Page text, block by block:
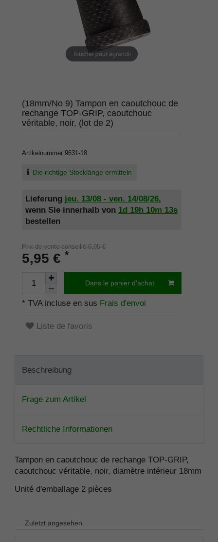
Toucher pour agrandir
(18mm/No 9) Tampon en caoutchouc de
rechange TOP-GRIP, caoutchouc
véritable, noir, (lot de 2)
Artikelnummer 9631-18
Die richtige Stocklänge ermitteln
Lieferung jeu. 13/08 - ven. 14/08/26,
wenn Sie innerhalb von 1d 19h 10m 12s
bestellen
Prix de vente conseillé 6,95 €
5,95 € *
Dans le panier d'achat
* TVA incluse en sus Frais d'envoi
Liste de favoris
Beschreibung
Frage zum Artikel
Rechtliche Informationen
Tampon en caoutchouc de rechange TOP-GRIP,
caoutchouc véritable, noir, diamètre intérieur 18mm
Unité d'emballage 2 pièces
Zuletzt angesehen